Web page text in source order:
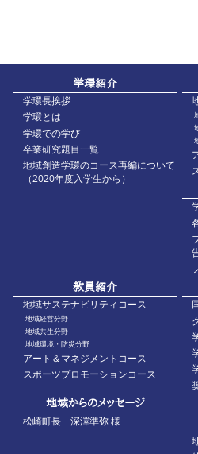
学環紹介
学環長挨拶
学環とは
学環での学び
卒業研究題目一覧
地域創造学環のコース再編について
（2020年度入学生から）
教員紹介
地域サステナビリティコース
地域経営分野
地域共生分野
地域環境・防災分野
アート＆マネジメントコース
スポーツプロモーションコース
地域からのメッセージ
松崎町長 深澤準弥 様